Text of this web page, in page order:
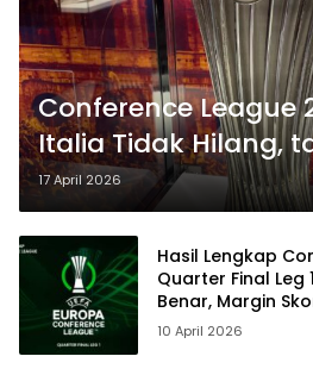
Conference League
Italia Tidak Hilang,
Kekuatan Eropa
17 April 2026
Hasil Lengkap
Quarter Final Leg
Benar, Margin
10 April 2026